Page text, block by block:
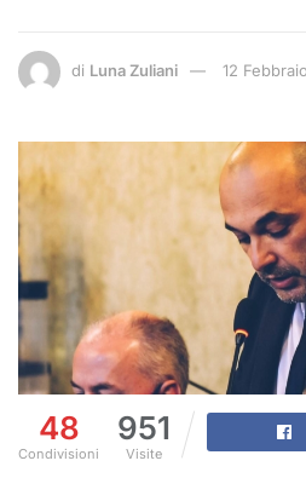
di Luna Zuliani 12
48
Condivisioni
951
Visite